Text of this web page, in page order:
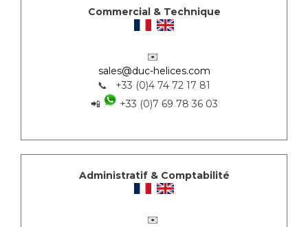
Commercial & Technique
✉️
sales@duc-helices.com
📞 +33 (0)4 74 72 17 81
📲
+33 (0)7 69 78 36 03
Administratif & Comptabilité
✉️